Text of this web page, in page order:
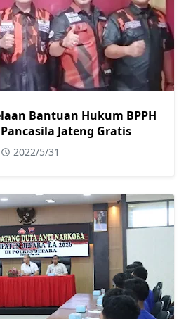
Bantuan Hukum BPPH
Jateng Gratis
2022/5/31